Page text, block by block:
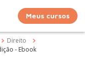
Meus cursos
Direito
- Ebook